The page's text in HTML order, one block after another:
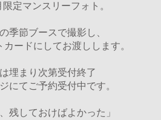
定マンスリーフォト。
季節ブースで撮影し、
ードにしてお渡しします。
埋まり次第受付終了
にてご予約受付中です。
残しておけばよかった」